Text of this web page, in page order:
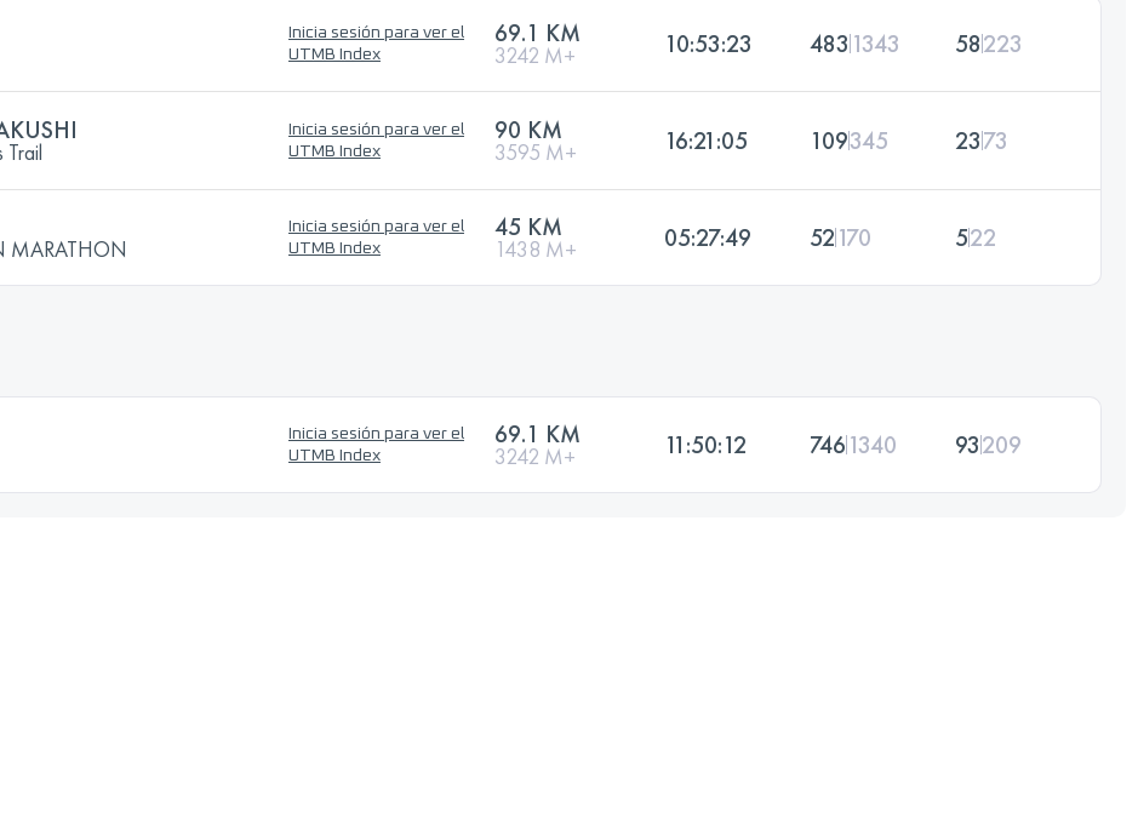
Inicia sesión para ver el
UTMB Index
69.1 KM
3242 M+ 10:53:23 483 1343 58223
Trail
Inicia sesión para ver el
UTMB Index
90 KM
3595 M+ 16:21:05 109345 2373
MARATHON
Inicia sesión para ver el
UTMB Index
45 KM
1438 M+ 05:27:49 52170 522
Inicia sesión para ver el
UTMB Index
69.1 KM
3242 M+ 11:50:12 7461340 93209